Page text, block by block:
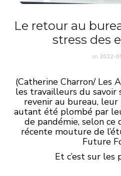
Le retour au
stress des
on 2022-
(Catherine Charron/ Les
les travailleurs du savoir
revenir au bureau, leur
autant été plombé par
de pandémie, selon ce
récente mouture de
Future
Et c’est sur